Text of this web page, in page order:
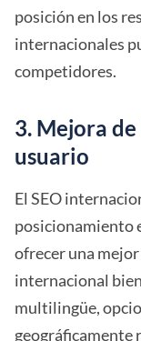
posición en los
internacionales
competidores.
3. Mejora
usuario
El SEO
posicionamiento
ofrecer una
internacional
multilingüe,
geográficamente